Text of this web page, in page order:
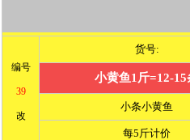
编号
39
改
货号:
小黄鱼1斤=12-15
小条小黄鱼
每5斤计价